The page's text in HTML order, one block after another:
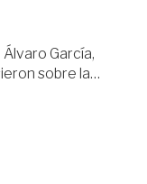
García,
sobre la…